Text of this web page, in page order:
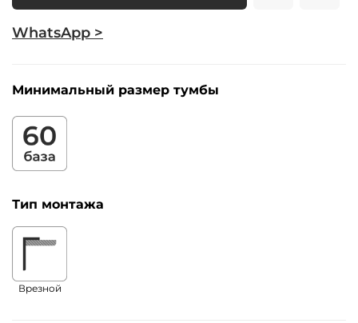
WhatsApp >
Минимальный размер тумбы
Тип монтажа
Врезной